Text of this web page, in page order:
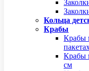
Кольца
Крабы
Крабы
Крабы
см